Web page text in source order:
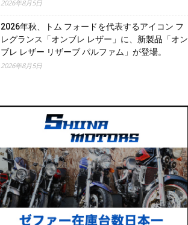
2026年8月5日
2026年秋、トム フォードを代表するアイコン フ
レグランス「オンブレ レザー」に、新製品「オン
ブレ レザー リザーブ パルファム」が登場。
2026年8月5日